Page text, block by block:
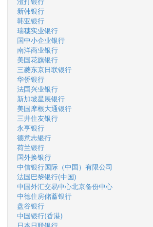
新韩银行
韩亚银行
瑞穗实业银行
国中小企业银行
南洋商业银行
美国花旗银行
三菱东京日联银行
华侨银行
法国兴业银行
新加坡星展银行
美国摩根大通银行
三井住友银行
永亨银行
德意志银行
荷兰银行
国外换银行
中信银行国际（中国）有限公司
法国巴黎银行(中国)
中国外汇交易中心北京备份中心
中德住房储蓄银行
盘谷银行
中国银行(香港)
日本日联银行